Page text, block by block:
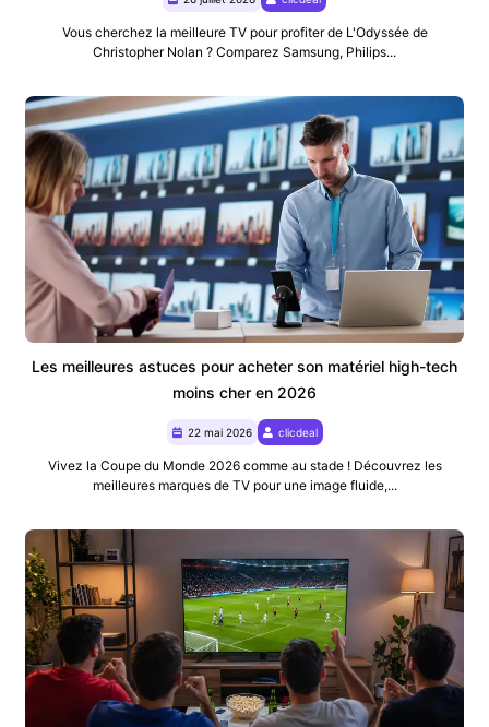
Vous cherchez la meilleure TV pour profiter de L'Odyssée de
Christopher Nolan ? Comparez Samsung, Philips...
Les meilleures astuces pour acheter son matériel high-tech
moins cher en 2026
22 mai 2026 clicdeal
Vivez la Coupe du Monde 2026 comme au stade ! Découvrez les
meilleures marques de TV pour une image fluide,...